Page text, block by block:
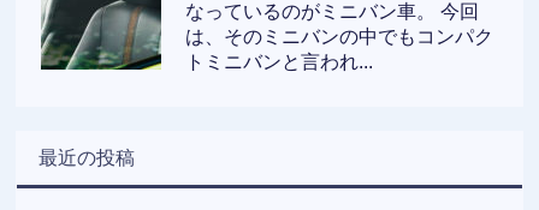
なっているのがミニバン車。 今回
は、そのミニバンの中でもコンパク
トミニバンと言われ...
最近の投稿